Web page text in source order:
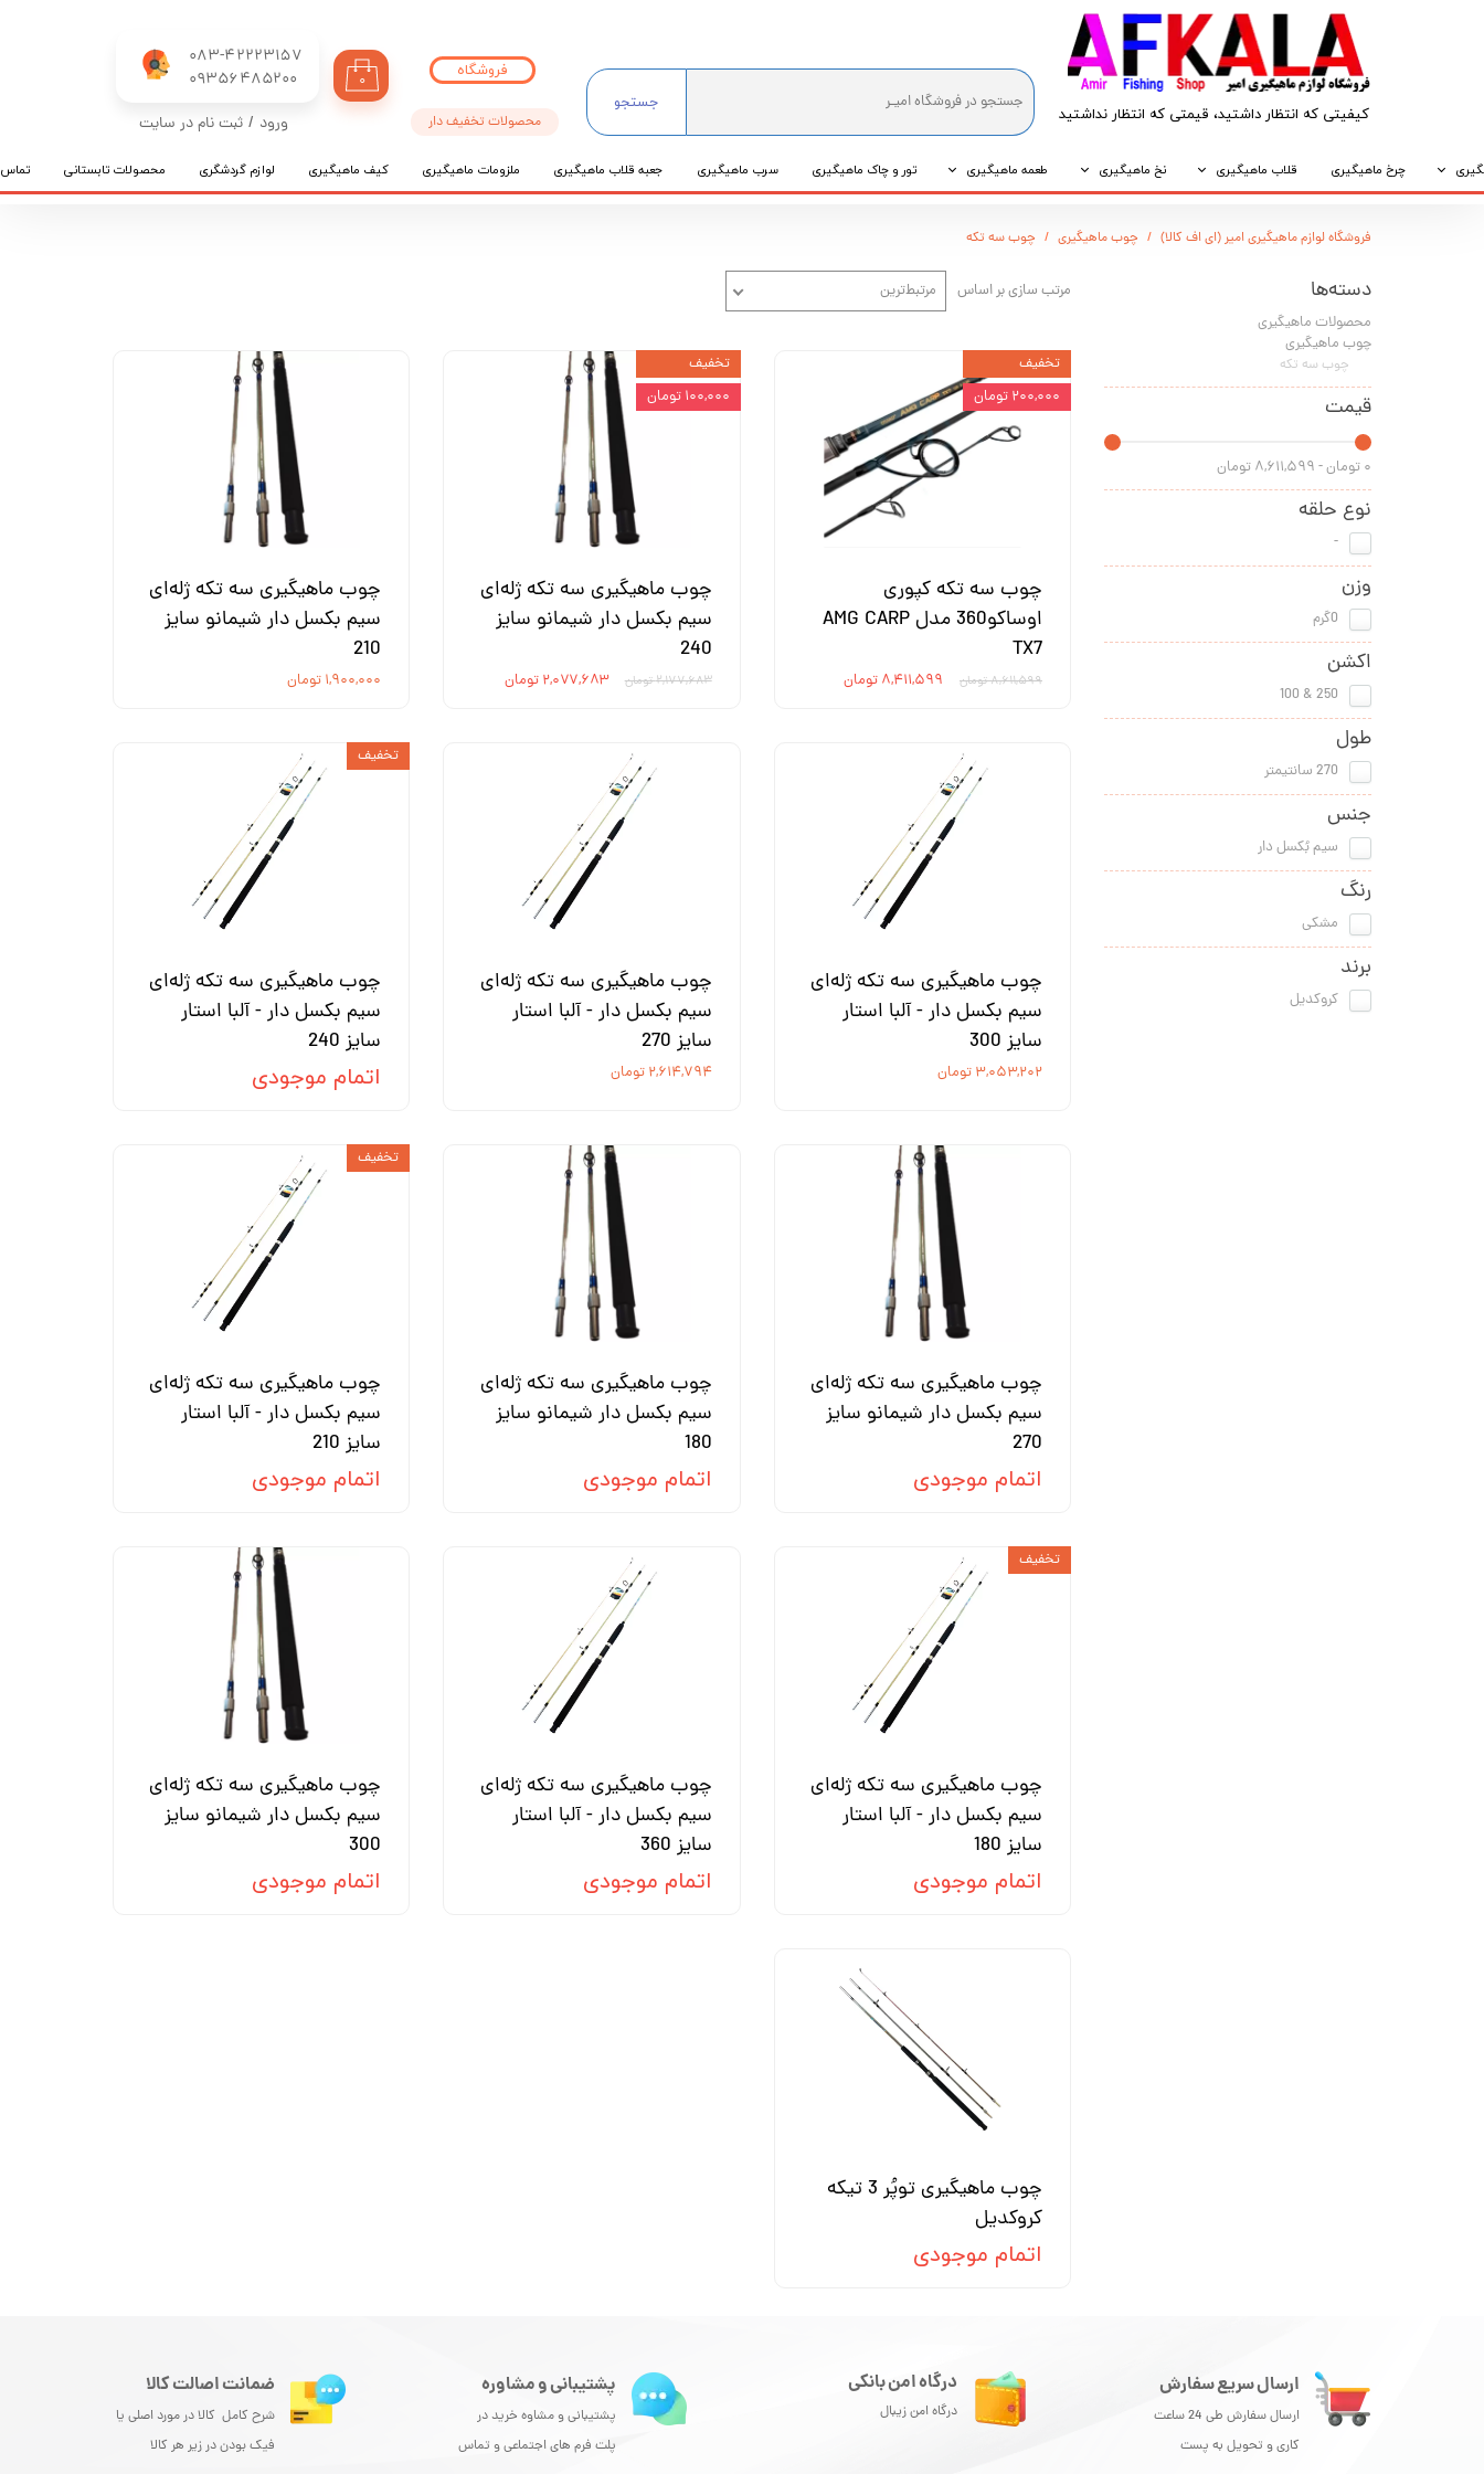
کیفیتی که انتظار داشتید، قیمتی که انتظار نداشتید​​​​​​​
083-42223157
​​​​​​​09356485200
جستجو
۰
ورود / ثبت نام در سایت
تغییر گذر واژه
چرخ ماهیگیری قلاب ماهیگیری نخ ماهیگیری طعمه ماهیگیری تور و چاک ماهیگیری سرب ماهیگیری جعبه قلاب ماهیگیری ملزومات ماهیگیری کیف ماهیگیری لوازم گردشگری محصولات تابستانی تماس
محصولات تخفیف دار
فروشگاه
فروشگاه لوازم ماهیگیری امیر (ای اف کالا) چوب ماهیگیری چوب سه تکه
دسته‌ها
محصولات ماهیگیری
چوب ماهیگیری
چوب سه تکه
قیمت
۰ تومان - ۸,۶۱۱,۵۹۹ تومان
نوع حلقه
-
وزن
0گرم
اکشن
250 & 100
طول
270 سانتیمتر
جنس
سیم بُکسل دار
رنگ
مشکی
برند
کروکدیل
مرتب سازی بر اساس مرتبط‌ترین
چوب سه تکه کپوری
اوساکو360 مدل AMG CARP
TX7
۸,۶۱۱,۵۹۹ تومان ۸,۴۱۱,۵۹۹ تومان
تخفیف
۲۰۰,۰۰۰ تومان
چوب ماهیگیری سه تکه ژله‌ای
سیم بکسل دار شیمانو سایز
240
۲,۱۷۷,۶۸۳ تومان ۲,۰۷۷,۶۸۳ تومان
تخفیف
۱۰۰,۰۰۰ تومان
چوب ماهیگیری سه تکه ژله‌ای
سیم بکسل دار شیمانو سایز
210
۱,۹۰۰,۰۰۰ تومان
چوب ماهیگیری سه تکه ژله‌ای
سیم بکسل دار - آلبا استار
سایز 300
۳,۰۵۳,۲۰۲ تومان
چوب ماهیگیری سه تکه ژله‌ای
سیم بکسل دار - آلبا استار
سایز 270
۲,۶۱۴,۷۹۴ تومان
چوب ماهیگیری سه تکه ژله‌ای
سیم بکسل دار - آلبا استار
سایز 240
اتمام موجودی
تخفیف
چوب ماهیگیری سه تکه ژله‌ای
سیم بکسل دار شیمانو سایز
270
اتمام موجودی
چوب ماهیگیری سه تکه ژله‌ای
سیم بکسل دار شیمانو سایز
180
اتمام موجودی
چوب ماهیگیری سه تکه ژله‌ای
سیم بکسل دار - آلبا استار
سایز 210
اتمام موجودی
تخفیف
چوب ماهیگیری سه تکه ژله‌ای
سیم بکسل دار - آلبا استار
سایز 180
اتمام موجودی
تخفیف
چوب ماهیگیری سه تکه ژله‌ای
سیم بکسل دار - آلبا استار
سایز 360
اتمام موجودی
چوب ماهیگیری سه تکه ژله‌ای
سیم بکسل دار شیمانو سایز
300
اتمام موجودی
چوب ماهیگیری توپُر 3 تیکه
کروکدیل
اتمام موجودی
ارسال سریع سفارش
ارسال سفارش طی 24 ساعت
کاری و تحویل به پست
درگاه امن بانکی
درگاه امن زیبال
پشتیبانی و مشاوره
پشتیبانی و مشاوه خرید در
پلت فرم های اجتماعی و تماس
ضمانت اصالت کالا
شرح کامل کالا در مورد اصلی یا
فیک بودن در زیر هر کالا